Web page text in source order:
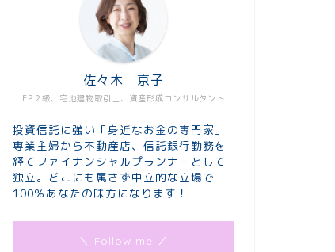
FP２級、宅地建物取引士、資産形成コンサルタント
佐々木 京子
投資信託に強い「身近なお金の専門家」
専業主婦から不動産店、信託銀行勤務を
経てファイナンシャルプランナーとして
独立。どこにも属さず中立的な立場で
100％あなたの味方になります！
＼ Follow me ／